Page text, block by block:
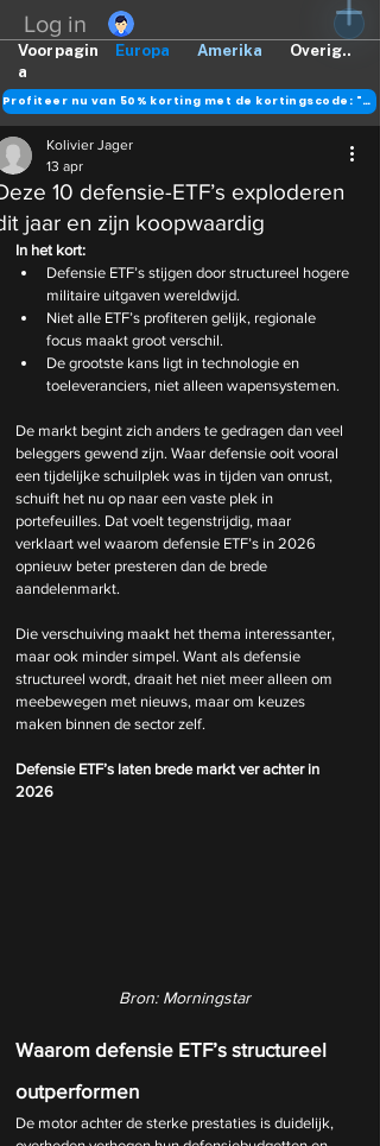
Log in
Europa Amerika Overig..
Voorpagin
a
Profiteer nu van 50% korting met de kortingscode: "DANK"
10 defensie-ETF’s exploderen
jaar en zijn koopwaardig
Kolivier Jager
13 apr
In het kort:
Defensie ETF’s stijgen door structureel hogere
militaire uitgaven wereldwijd.
Niet alle ETF’s profiteren gelijk, regionale
focus maakt groot verschil.
De grootste kans ligt in technologie en
toeleveranciers, niet alleen wapensystemen.
De markt begint zich anders te gedragen dan veel
beleggers gewend zijn. Waar defensie ooit vooral
een tijdelijke schuilplek was in tijden van onrust,
schuift het nu op naar een vaste plek in
portefeuilles. Dat voelt tegenstrijdig, maar
verklaart wel waarom defensie ETF’s in 2026
opnieuw beter presteren dan de brede
aandelenmarkt.
Die verschuiving maakt het thema interessanter,
maar ook minder simpel. Want als defensie
structureel wordt, draait het niet meer alleen om
meebewegen met nieuws, maar om keuzes
maken binnen de sector zelf.
Defensie ETF’s laten brede markt ver achter in
2026
Bron: Morningstar
Waarom defensie ETF’s structureel
outperformen
De motor achter de sterke prestaties is duidelijk,